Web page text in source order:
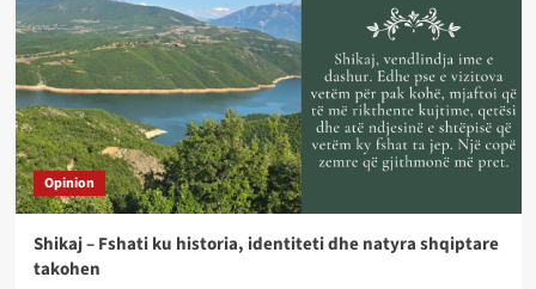
Opinion
Shikaj – Fshati ku historia, identiteti dhe natyra shqiptare
takohen